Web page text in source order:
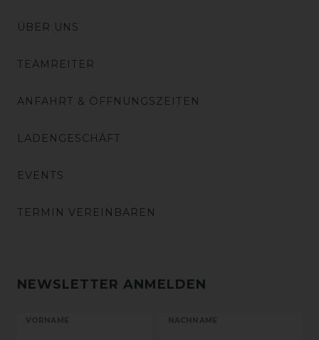
ÜBER UNS
TEAMREITER
ANFAHRT & ÖFFNUNGSZEITEN
LADENGESCHÄFT
EVENTS
TERMIN VEREINBAREN
NEWSLETTER ANMELDEN
VORNAME NACHNAME